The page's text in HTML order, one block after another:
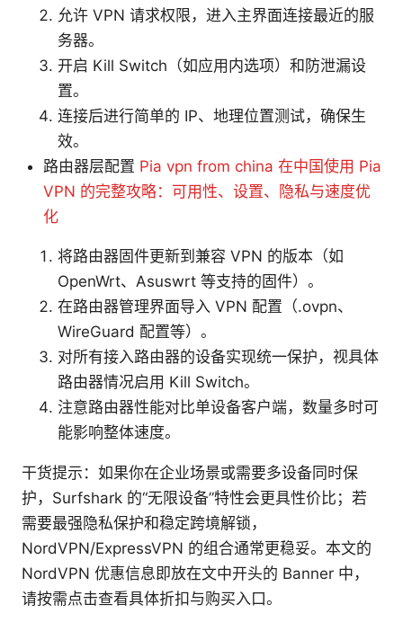
允许 VPN 请求权限，进入主界面连接最近的服
务器。
开启 Kill Switch（如应用内选项）和防泄漏设
置。
连接后进行简单的 IP、地理位置测试，确保生
效。
路由器层配置 Pia vpn from china 在中国使用 Pia
VPN 的完整攻略：可用性、设置、隐私与速度优
化
将路由器固件更新到兼容 VPN 的版本（如
OpenWrt、Asuswrt 等支持的固件）。
在路由器管理界面导入 VPN 配置（.ovpn、
WireGuard 配置等）。
对所有接入路由器的设备实现统一保护，视具体
路由器情况启用 Kill Switch。
注意路由器性能对比单设备客户端，数量多时可
能影响整体速度。
干货提示：如果你在企业场景或需要多设备同时保
护，Surfshark 的“无限设备”特性会更具性价比；若
需要最强隐私保护和稳定跨境解锁，
NordVPN/ExpressVPN 的组合通常更稳妥。本文的
NordVPN 优惠信息即放在文中开头的 Banner 中，
请按需点击查看具体折扣与购买入口。